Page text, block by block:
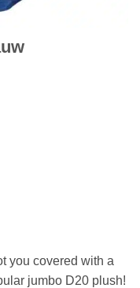
you covered with a
jumbo D20 plush!